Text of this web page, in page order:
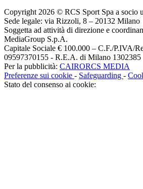
Copyright 2026 © RCS Sport Spa a socio
Sede legale: via Rizzoli, 8 – 20132 Milano
Soggetta ad attività di direzione e
MediaGroup S.p.A.
Capitale Sociale € 100.000 – C.F./P.IVA/
09597370155 - R.E.A. di Milano 1302385
Per la pubblicità: CAIRORCS MEDIA
Preferenze sui cookie - Safeguarding -
Stato del consenso ai cookie: